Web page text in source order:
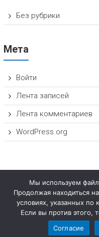
Без рубрики
Мета
Войти
Лента записей
Лента комментариев
WordPress.org
Copyright © 2026НОЦ
ИНТЕЛЛЕКТУАЛЬНЫЕ ПРАВА»
Мы используем
Продолжая находиться
условиях, указанных по
Если вы против этого,
Согласие